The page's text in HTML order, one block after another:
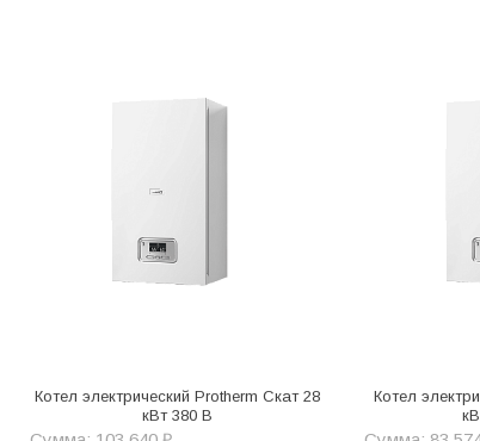
Котел электрический Protherm Скат 28
кВт 380 В
Котел